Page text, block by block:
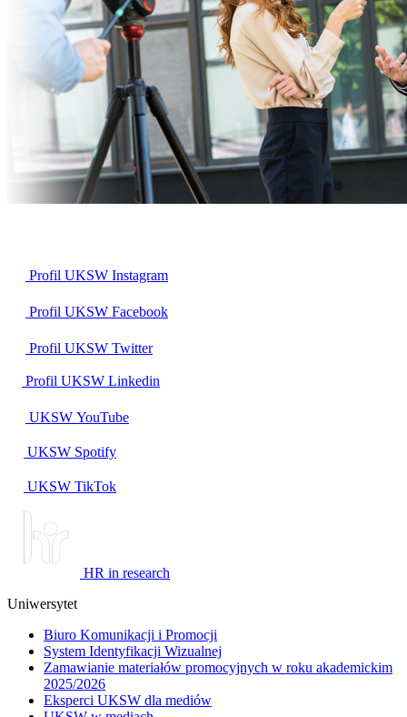
Profil UKSW Instagram
Profil UKSW Facebook
Profil UKSW Twitter
Profil UKSW Linkedin
UKSW YouTube
UKSW Spotify
UKSW TikTok
HR in research
Uniwersytet
Biuro Komunikacji i Promocji
System Identyfikacji Wizualnej
Zamawianie materiałów promocyjnych w roku akademickim
2025/2026
Eksperci UKSW dla mediów